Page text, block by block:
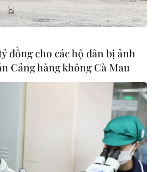
đồng cho các hộ dân bị ảnh
Cảng hàng không Cà Mau